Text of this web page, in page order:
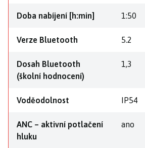
Doba nabíjení [h:min] 1:50
Verze Bluetooth 5.2
Dosah Bluetooth
(školní hodnocení)
1,3
Voděodolnost IP54
ANC – aktivní potlačení
hluku
ano